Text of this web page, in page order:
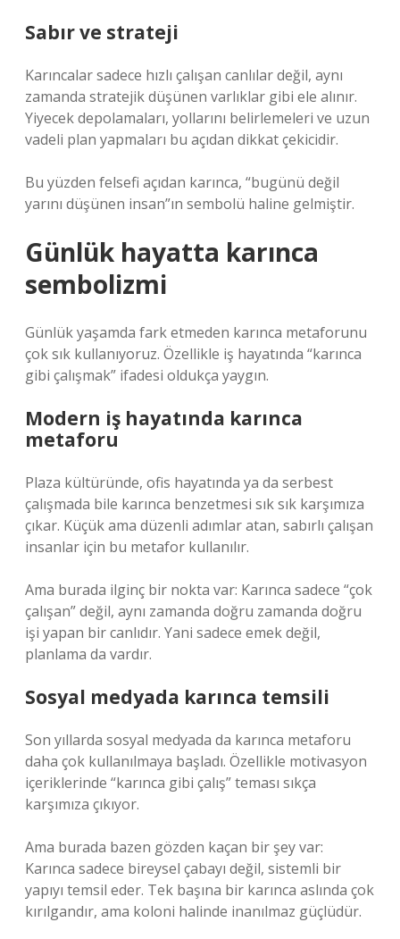
Sabır ve strateji
Karıncalar sadece hızlı çalışan canlılar değil, aynı
zamanda stratejik düşünen varlıklar gibi ele alınır.
Yiyecek depolamaları, yollarını belirlemeleri ve uzun
vadeli plan yapmaları bu açıdan dikkat çekicidir.
Bu yüzden felsefi açıdan karınca, “bugünü değil
yarını düşünen insan”ın sembolü haline gelmiştir.
Günlük hayatta karınca
sembolizmi
Günlük yaşamda fark etmeden karınca metaforunu
çok sık kullanıyoruz. Özellikle iş hayatında “karınca
gibi çalışmak” ifadesi oldukça yaygın.
Modern iş hayatında karınca
metaforu
Plaza kültüründe, ofis hayatında ya da serbest
çalışmada bile karınca benzetmesi sık sık karşımıza
çıkar. Küçük ama düzenli adımlar atan, sabırlı çalışan
insanlar için bu metafor kullanılır.
Ama burada ilginç bir nokta var: Karınca sadece “çok
çalışan” değil, aynı zamanda doğru zamanda doğru
işi yapan bir canlıdır. Yani sadece emek değil,
planlama da vardır.
Sosyal medyada karınca temsili
Son yıllarda sosyal medyada da karınca metaforu
daha çok kullanılmaya başladı. Özellikle motivasyon
içeriklerinde “karınca gibi çalış” teması sıkça
karşımıza çıkıyor.
Ama burada bazen gözden kaçan bir şey var:
Karınca sadece bireysel çabayı değil, sistemli bir
yapıyı temsil eder. Tek başına bir karınca aslında çok
kırılgandır, ama koloni halinde inanılmaz güçlüdür.